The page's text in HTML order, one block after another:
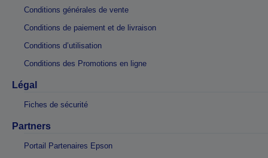
Conditions générales de vente
Conditions de paiement et de livraison
Conditions d’utilisation
Conditions des Promotions en ligne
Légal
Fiches de sécurité
Partners
Portail Partenaires Epson